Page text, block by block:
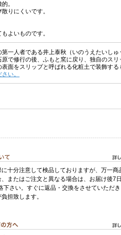
。
りにくいです。
よいものです。
一人者である井上泰秋（いのうえたいしゅ
で修行の後、ふもと窯に戻り、独自のスリ
面をスリップと呼ばれる化粧土で装飾する
い。
十分注意して検品しておりますが、万一商
またはご注文と異なる場合は、お届け後7
下さい。すぐに返品・交換をさせていただ
担致します。